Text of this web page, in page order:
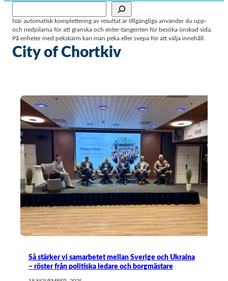
När automatisk komplettering av resultat är tillgängliga använder du upp-
och nedpilarna för att granska och enter-tangenten för besöka önskad sida.
På enheter med pekskärm kan man peka eller svepa för att välja innehåll.
City of Chortkiv
Så stärker vi samarbetet mellan Sverige och Ukraina
– röster från politiska ledare och borgmästare